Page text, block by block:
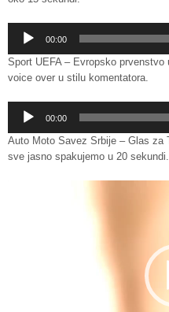
Audio
Player
00:00
Sport UEFA – Evropsko
voice over u stilu komentatora.
Audio
Player
00:00
Auto Moto Savez Srbije – Glas za
sve jasno spakujemo u 20 sekundi.